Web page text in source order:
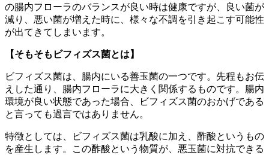
の腸内フローラのバランスが良い時は健康ですが、良い菌が
減り、悪い菌が増えた時に、様々な不調を引き起こす可能性
が出てきてしまいます。
【そもそもビフィズス菌とは】
ビフィズス菌は、腸内にいる善玉菌の一つです。先程もお伝
えした通り、腸内フローラに大きく関係するものです。腸内
環境が良い状態であった場合、ビフィズス菌のおかげである
と言っても過言ではありません。
特徴としては、ビフィズス菌は乳酸に加え、酢酸というもの
を産生します。この酢酸という物質が、悪玉菌に対抗できる